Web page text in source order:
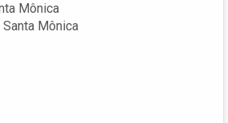
Mônica
Mônica